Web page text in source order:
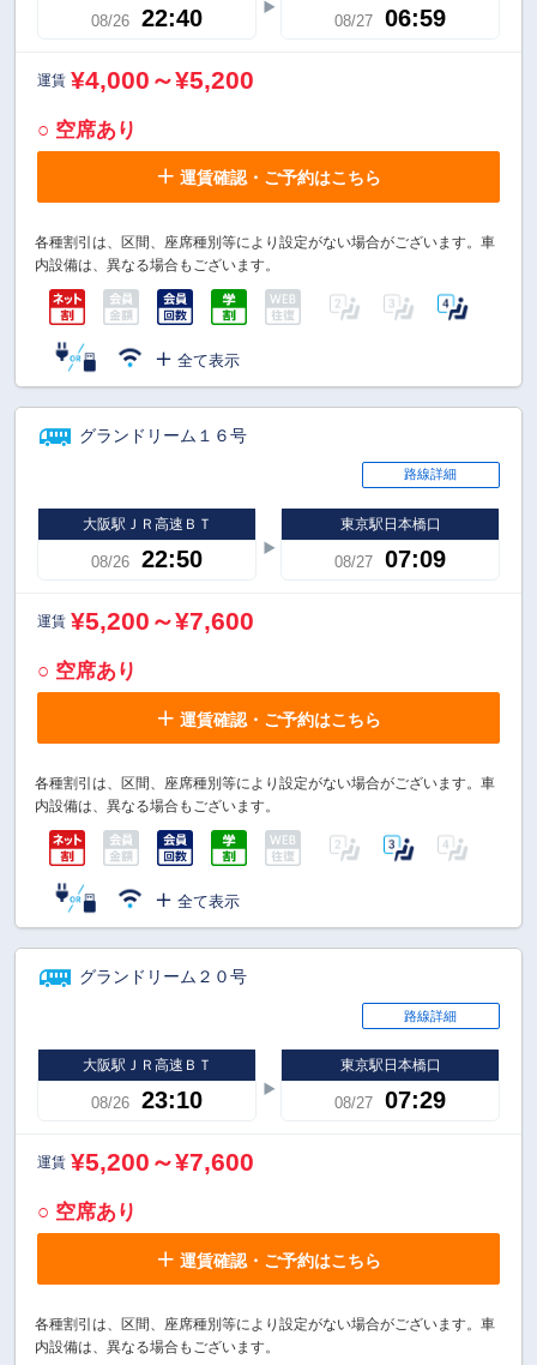
08/26 22:40 08/27 06:59
運賃 ¥4,000～¥5,200
○ 空席あり
運賃確認・ご予約はこちら
各種割引は、区間、座席種別等により設定がない場合がございます。車
内設備は、異なる場合もございます。
全て表示
グランドリーム１６号
路線詳細
大阪駅ＪＲ高速ＢＴ
08/26 22:50
東京駅日本橋口
08/27 07:09
運賃 ¥5,200～¥7,600
○ 空席あり
運賃確認・ご予約はこちら
各種割引は、区間、座席種別等により設定がない場合がございます。車
内設備は、異なる場合もございます。
全て表示
グランドリーム２０号
路線詳細
大阪駅ＪＲ高速ＢＴ
08/26 23:10
東京駅日本橋口
08/27 07:29
運賃 ¥5,200～¥7,600
○ 空席あり
運賃確認・ご予約はこちら
各種割引は、区間、座席種別等により設定がない場合がございます。車
内設備は、異なる場合もございます。